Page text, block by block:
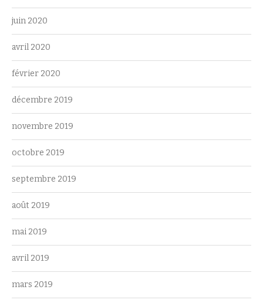
juin 2020
avril 2020
février 2020
décembre 2019
novembre 2019
octobre 2019
septembre 2019
août 2019
mai 2019
avril 2019
mars 2019